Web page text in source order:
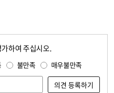
하여 주십시오.
불만족 매우불만족